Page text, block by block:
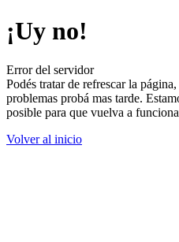
¡Uy no!
Error del servidor
Podés tratar de refrescar la
problemas probá mas tarde.
posible para que vuelva a
Volver al inicio